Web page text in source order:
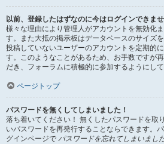
以前、登録したはずなのに今はログインできませ
様々な理由により管理人がアカウントを無効化
す。また大抵の掲示板はデータベースのサイズ
投稿していないユーザーのアカウントを定期的
す。このようなことがあるため、お手数ですが
だき、フォーラムに積極的に参加するようにして
ページトップ
パスワードを無くしてしまいました！
落ち着いてください！ 無くしたパスワードを取
いパスワードを再発行することならできます。
グインページで パスワードを忘れてしまいまし